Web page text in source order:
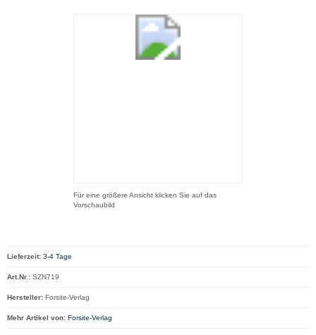
Für eine größere Ansicht klicken Sie auf das
Vorschaubild
Lieferzeit: 3-4 Tage
Art.Nr.: SZN719
Hersteller: Forsite-Verlag
Mehr Artikel von: Forsite-Verlag